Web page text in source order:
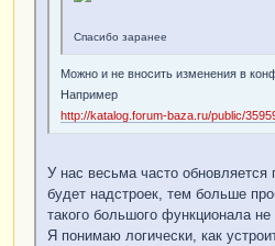
Спасибо заранее
Можно и не вносить изменения в
Например
http://katalog.forum-baza.ru/public/
У нас весьма часто
будет надстроек, тем больше
такого большого функционала не
Я понимаю логически, как